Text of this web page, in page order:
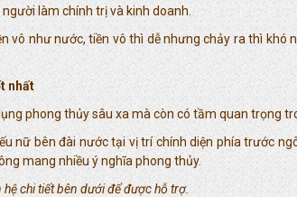
làm chính trị và kinh doanh.
vô như nước, tiền vô thì dễ nhưng chảy ra thì
nhất
phong thủy sâu xa mà còn có tầm quan trọng
nữ bên đài nước tại vị trí chính diện phía trước
mang nhiều ý nghĩa phong thủy.
chi tiết bên dưới để được hỗ trợ.